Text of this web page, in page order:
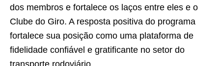
dos membros e fortalece os laços entre eles e o
Clube do Giro. A resposta positiva do programa
fortalece sua posição como uma plataforma de
fidelidade confiável e gratificante no setor do
transporte rodoviário.